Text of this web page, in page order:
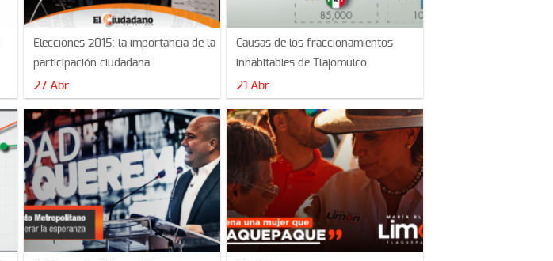
Elecciones 2015: la importancia de la
participación ciudadana
27 Abr
Causas de los fraccionamientos
inhabitables de Tlajomulco
21 Abr